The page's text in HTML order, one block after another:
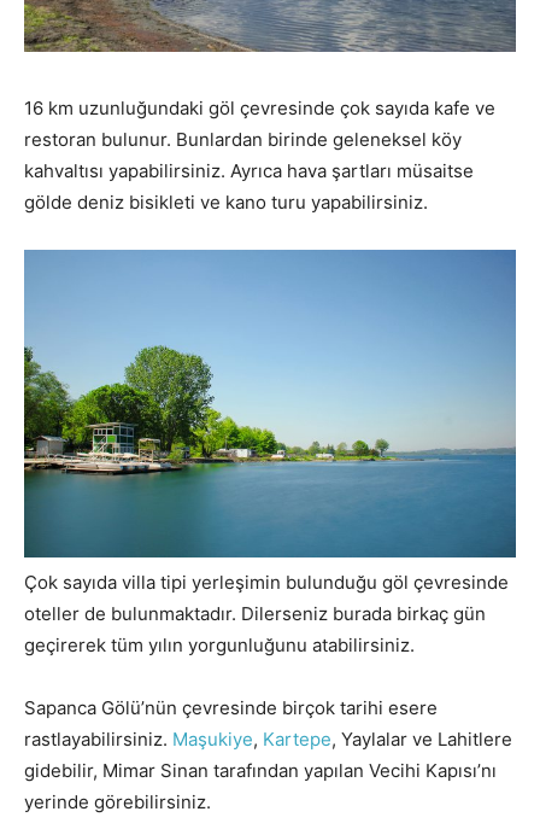
16 km uzunluğundaki göl çevresinde çok sayıda kafe ve
restoran bulunur. Bunlardan birinde geleneksel köy
kahvaltısı yapabilirsiniz. Ayrıca hava şartları müsaitse
gölde deniz bisikleti ve kano turu yapabilirsiniz.
Çok sayıda villa tipi yerleşimin bulunduğu göl çevresinde
oteller de bulunmaktadır. Dilerseniz burada birkaç gün
geçirerek tüm yılın yorgunluğunu atabilirsiniz.
Sapanca Gölü’nün çevresinde birçok tarihi esere
rastlayabilirsiniz. Maşukiye, Kartepe, Yaylalar ve Lahitlere
gidebilir, Mimar Sinan tarafından yapılan Vecihi Kapısı’nı
yerinde görebilirsiniz.